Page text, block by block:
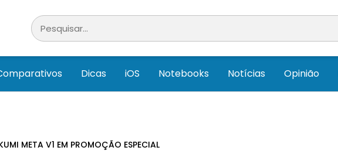
Dicas iOS Notebooks Notícias Opinião
META V1 EM PROMOÇÃO ESPECIAL